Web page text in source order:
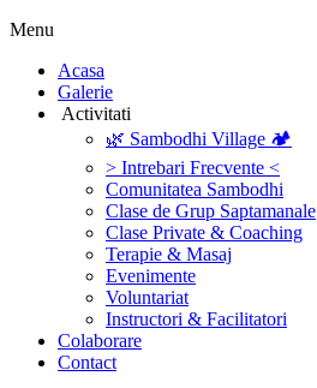
Menu
‎Acasa
Galerie
‎ ‎Activitati‎
🌿 Sambodhi Village 🏕️
> Intrebari Frecvente <
Comunitatea Sambodhi
Clase de Grup Saptamanale
Clase Private & Coaching
Terapie & Masaj
‎Evenimente
Voluntariat
‏‏‎Instructori & Facilitatori
Colaborare
Contact